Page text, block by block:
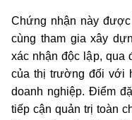
Chứng nhận này
cùng tham gia xây
xác nhận độc lập, qua
của thị trường đối với
doanh nghiệp. Điểm
tiếp cận quản trị toàn